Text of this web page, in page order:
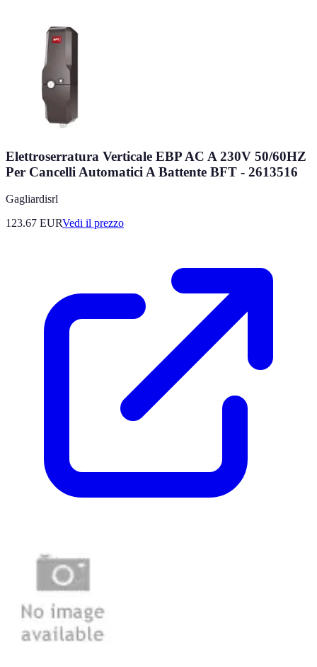
Elettroserratura Verticale EBP AC A 230V 50/60HZ
Per Cancelli Automatici A Battente BFT - 2613516
Gagliardisrl
123.67 EURVedi il prezzo